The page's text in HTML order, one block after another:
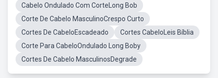
Cabelo Ondulado Com CorteLong Bob
Corte De Cabelo MasculinoCrespo Curto
Cortes De CabeloEscadeado
Cortes CabeloLeis Bíblia
Corte Para CabeloOndulado Long Boby
Cortes De Cabelo MasculinosDegrade